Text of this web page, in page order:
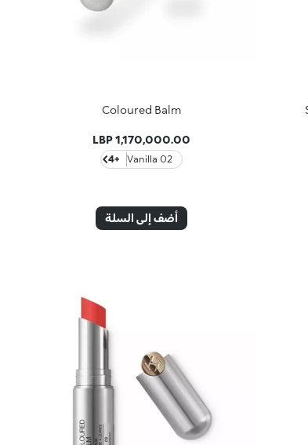
Coloured Balm
1,170,000.00 LBP
02 Vanilla
+4
أضف إلى السلة